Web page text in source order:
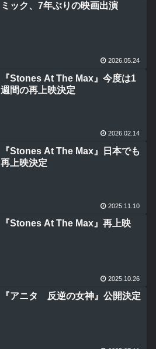
ミック、7年ぶりの映画出演
2026.05.24
『Stones At The Max』今度は1
週間の再上映決定
2026.02.14
『Stones At The Max』日本でも
再上映決定
2025.11.10
『Stones At The Max』再上映
2025.10.26
『アニタ 反逆の女神』公開決定